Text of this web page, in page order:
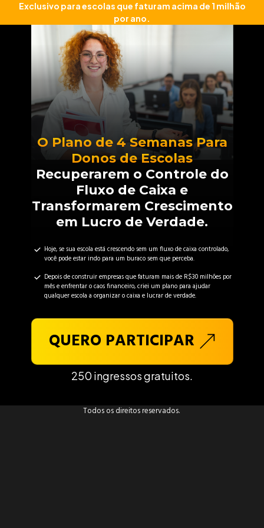
Exclusivo para escolas que faturam acima de 1 milhão
por ano.
O Plano de 4 Semanas Para
Donos de Escolas
Recuperarem o Controle do
Fluxo de Caixa e
Transformarem Crescimento
em Lucro de Verdade.
Hoje, se sua escola está crescendo sem um fluxo de caixa controlado,
você pode estar indo para um buraco sem que perceba.
Depois de construir empresas que faturam mais de R$30 milhões por
mês e enfrentar o caos financeiro, criei um plano para ajudar
qualquer escola a organizar o caixa e lucrar de verdade.
QUERO PARTICIPAR
250 ingressos gratuitos.
Todos os direitos reservados.